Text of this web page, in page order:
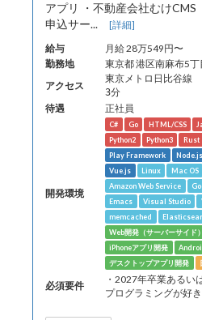
アプリ ・不動産会社むけ
申込サー... [詳細]
給与
月給 28万549円〜
勤務地
東京都 港区南麻布5
アクセス
東京メトロ日比谷
3分
待遇 正社員
開発環境
C# Go HTML/CSS
Python2
Python3 Rust
Play Framework
Node.js
Vue.js
Linux Mac OS
Amazon Web Service
Emacs
Visual Studio
memcached
Web開発（サーバーサイド）
iPhoneアプリ開発
デスクトップアプリ開発
必須要件
・2027年卒業あるい
プログラミングが好